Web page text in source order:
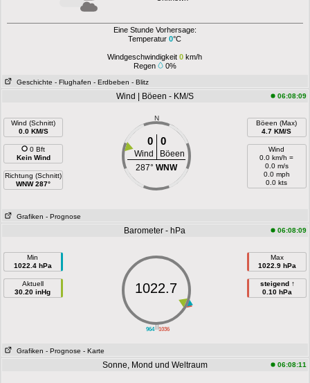
Eine Stunde Vorhersage:
Temperatur0°C
Windgeschwindigkeit 0 km/h
Regen
0%
Geschichte - Flughafen - Erdbeben - Blitz
Wind | Böeen - KM/S 06:08:09
Wind (Schnitt)
0.0 KM/S
0 Bft
Kein Wind
Richtung (Schnitt)
WNW 287°
N
0 0
Wind
Böeen
287° WNW
Böeen (Max)
4.7 KM/S
Wind
0.0 km/h =
0.0 m/s
0.0 mph
0.0 kts
Grafiken - Prognose
Barometer - hPa 06:08:09
Min
1022.4 hPa
Aktuell
30.20 inHg
||
964 1036
1022.7
Max
1022.9 hPa
steigend ↑
0.10 hPa
Grafiken - Prognose - Karte
Sonne, Mond und Weltraum 06:08:11